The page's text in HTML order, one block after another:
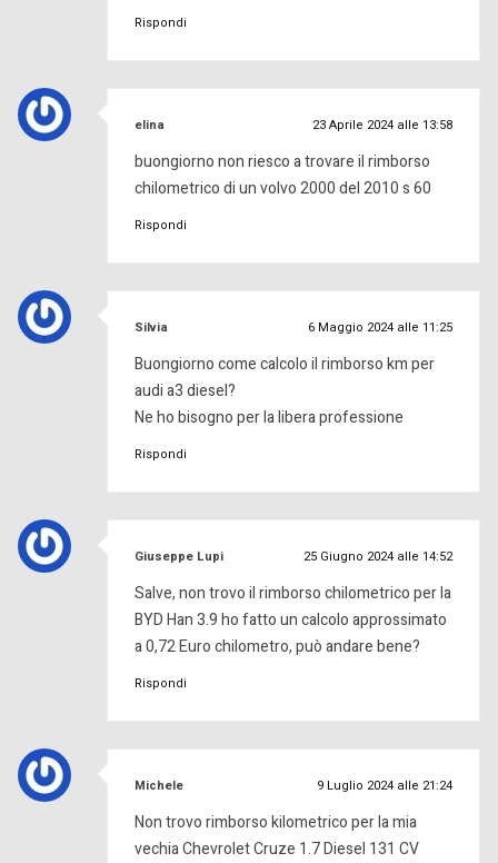
Rispondi
elina 23 Aprile 2024 alle 13:58
buongiorno non riesco a trovare il rimborso
chilometrico di un volvo 2000 del 2010 s 60
Rispondi
Silvia 6 Maggio 2024 alle 11:25
Buongiorno come calcolo il rimborso km per
audi a3 diesel?
Ne ho bisogno per la libera professione
Rispondi
Giuseppe Lupiha
25 Giugno 2024 alle 14:52
Salve, non trovo il rimborso chilometrico per la
BYD Han 3.9 ho fatto un calcolo approssimato
a 0,72 Euro chilometro, può andare bene?
Rispondi
Micheleha
9 Luglio 2024 alle 21:24
Non trovo rimborso kilometrico per la mia
vechia Chevrolet Cruze 1.7 Diesel 131 CV